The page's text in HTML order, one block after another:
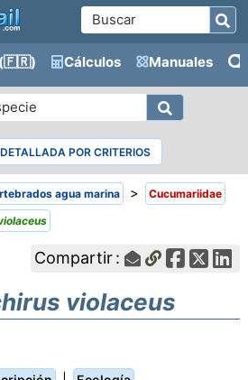
(🇫🇷) Cálculos Manuales
POR CRITERIOS
agua marina > Cucumariidae
Compartir :
violaceus